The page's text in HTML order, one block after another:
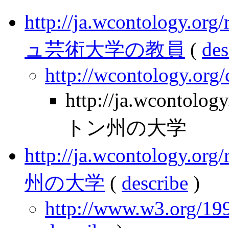
http://
ュ芸術大学の教員 (
http://wcontology.org/
http://
トン州の大学
http://
州の大学 ( describe )
http://www.w3.org/